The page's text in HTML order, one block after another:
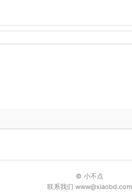
© 小不点
联系我们 www@xiaobd.com